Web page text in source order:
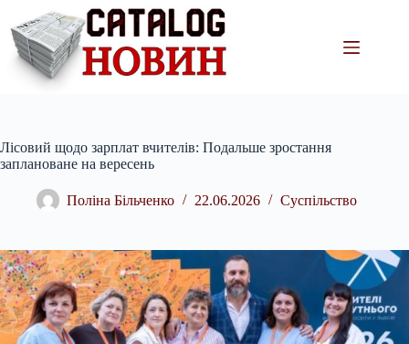
вмісту
Лісовий щодо зарплат вчителів: Подальше зростання
заплановане на вересень
Поліна Більченко 22.06.2026 Суспільство